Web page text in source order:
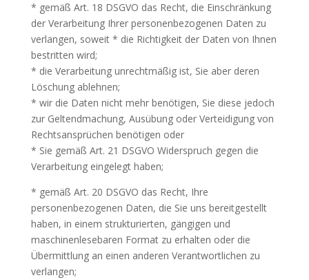
* gemäß Art. 18 DSGVO das Recht, die Einschränkung
der Verarbeitung Ihrer personenbezogenen Daten zu
verlangen, soweit * die Richtigkeit der Daten von Ihnen
bestritten wird;
* die Verarbeitung unrechtmäßig ist, Sie aber deren
Löschung ablehnen;
* wir die Daten nicht mehr benötigen, Sie diese jedoch
zur Geltendmachung, Ausübung oder Verteidigung von
Rechtsansprüchen benötigen oder
* Sie gemäß Art. 21 DSGVO Widerspruch gegen die
Verarbeitung eingelegt haben;
* gemäß Art. 20 DSGVO das Recht, Ihre
personenbezogenen Daten, die Sie uns bereitgestellt
haben, in einem strukturierten, gängigen und
maschinenlesebaren Format zu erhalten oder die
Übermittlung an einen anderen Verantwortlichen zu
verlangen;